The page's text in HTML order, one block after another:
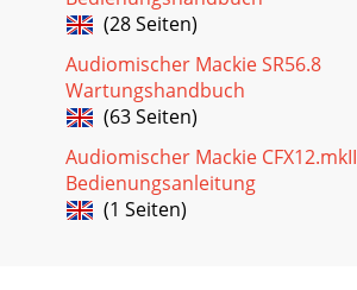
(28 Seiten)
Audiomischer Mackie SR56.8
Wartungshandbuch
(63 Seiten)
Audiomischer Mackie CFX12.mkII
Bedienungsanleitung
(1 Seiten)